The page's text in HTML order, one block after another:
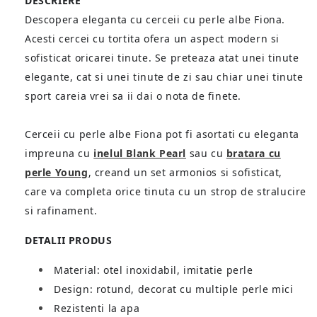
Descopera eleganta cu cerceii cu perle albe Fiona.
Acesti cercei cu tortita ofera un aspect modern si
sofisticat oricarei tinute. Se preteaza atat unei tinute
elegante, cat si unei tinute de zi sau chiar unei tinute
sport careia vrei sa ii dai o nota de finete.
Cerceii cu perle albe Fiona pot fi asortati cu eleganta
impreuna cu inelul Blank Pearl sau cu bratara cu
perle Young, creand un set armonios si sofisticat,
care va completa orice tinuta cu un strop de stralucire
si rafinament.
DETALII PRODUS
Material: otel inoxidabil, imitatie perle
Design: rotund, decorat cu multiple perle mici
Rezistenti la apa